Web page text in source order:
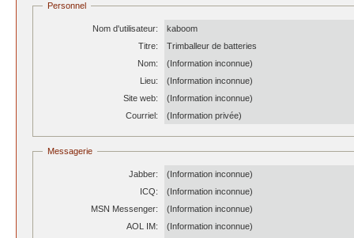
Personnel
Nom d'utilisateur:
kaboom
Titre:
Trimballeur de batteries
Nom:
(Information inconnue)
Lieu:
(Information inconnue)
Site web:
(Information inconnue)
Courriel:
(Information privée)
Messagerie
Jabber:
(Information inconnue)
ICQ:
(Information inconnue)
MSN Messenger:
(Information inconnue)
AOL IM:
(Information inconnue)